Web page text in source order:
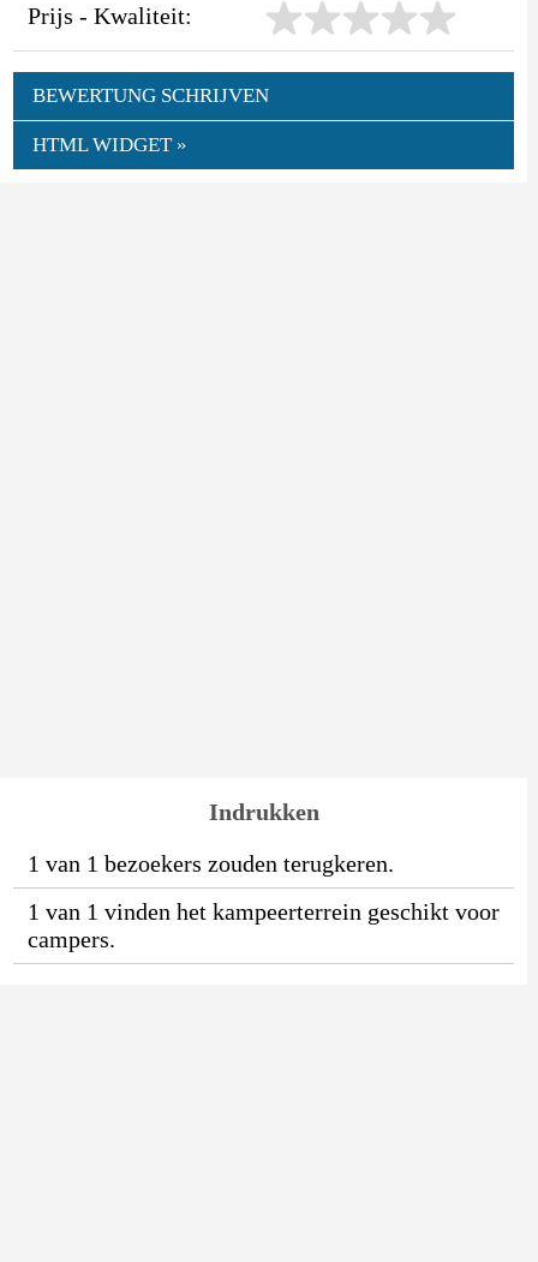
Prijs - Kwaliteit:
BEWERTUNG SCHRIJVEN
HTML WIDGET »
Indrukken
1 van 1 bezoekers zouden terugkeren.
1 van 1 vinden het kampeerterrein geschikt voor
campers.